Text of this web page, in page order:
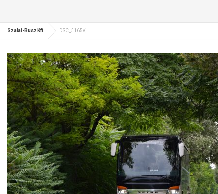
Szalai-Busz Kft. DSC_5165vj